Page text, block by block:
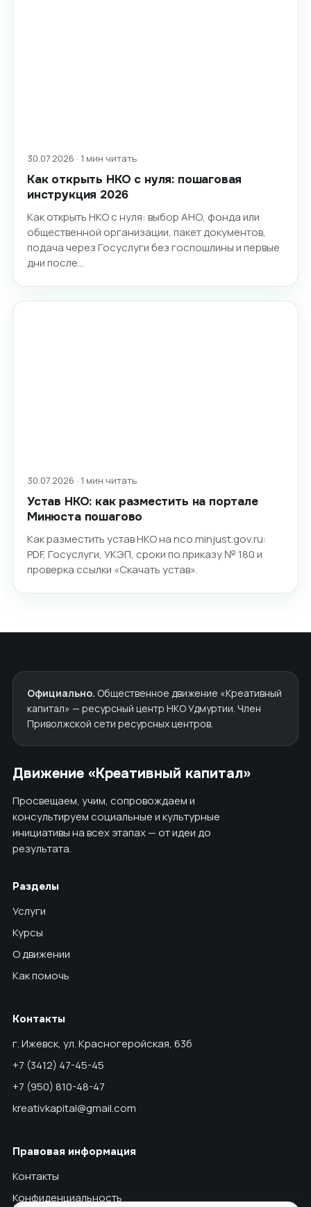
30.07.2026 · 1 мин читать
Как открыть НКО с нуля: пошаговая
инструкция 2026
Как открыть НКО с нуля: выбор АНО, фонда или
общественной организации, пакет документов,
подача через Госуслуги без госпошлины и первые
дни после…
30.07.2026 · 1 мин читать
Устав НКО: как разместить на портале
Минюста пошагово
Как разместить устав НКО на nco.minjust.gov.ru:
PDF, Госуслуги, УКЭП, сроки по приказу № 180 и
проверка ссылки «Скачать устав».
Официально. Общественное движение «Креативный
капитал» — ресурсный центр НКО Удмуртии. Член
Приволжской сети ресурсных центров.
Движение «Креативный капитал»
Просвещаем, учим, сопровождаем и
консультируем социальные и культурные
инициативы на всех этапах — от идеи до
результата.
Разделы
Услуги
Курсы
О движении
Как помочь
Контакты
г. Ижевск, ул. Красногеройская, 63б
+7 (3412) 47-45-45
+7 (950) 810-48-47
kreativkapital@gmail.com
Правовая информация
Контакты
Конфиденциальность